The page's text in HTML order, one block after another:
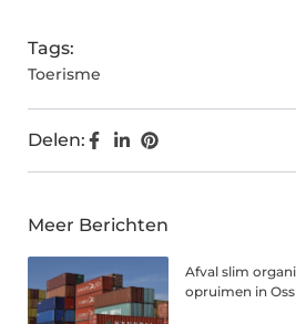
Tags:
Toerisme
Delen:
Meer Berichten
Afval slim
opruimen in Oss